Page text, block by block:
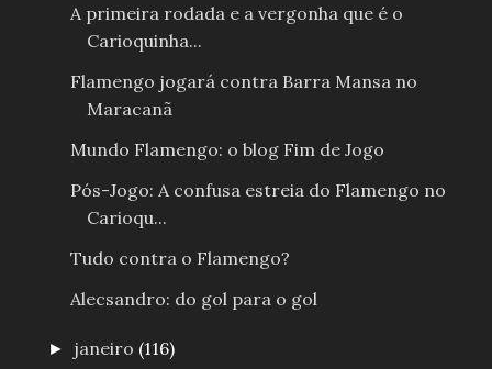
A primeira rodada e a vergonha que é o
Carioquinha...
Flamengo jogará contra Barra Mansa no
Maracanã
Mundo Flamengo: o blog Fim de Jogo
Pós-Jogo: A confusa estreia do Flamengo no
Carioqu...
Tudo contra o Flamengo?
Alecsandro: do gol para o gol
► janeiro (116)